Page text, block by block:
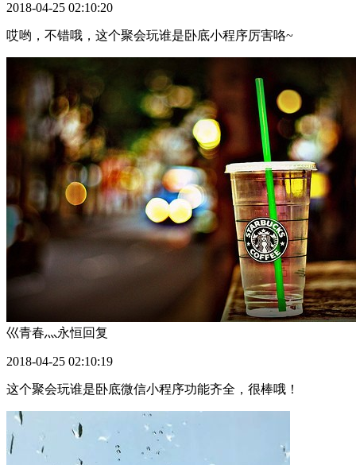
2018-04-25 02:10:20
哎哟，不错哦，这个聚会玩谁是卧底小程序厉害咯~
巛青春灬永恒回复
2018-04-25 02:10:19
这个聚会玩谁是卧底微信小程序功能齐全，很棒哦！